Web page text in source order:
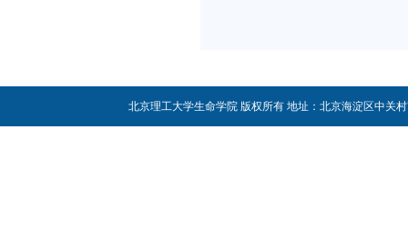
北京理工大学生命学院 版权所有 地址：北京海淀区中关